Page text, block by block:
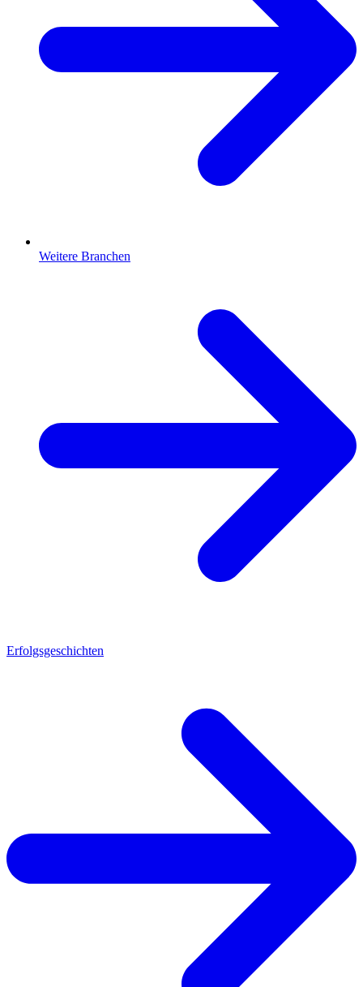
Weitere Branchen
Erfolgsgeschichten